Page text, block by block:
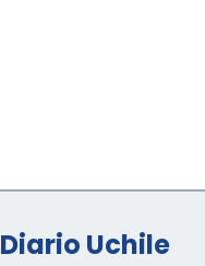
Diario Uchile